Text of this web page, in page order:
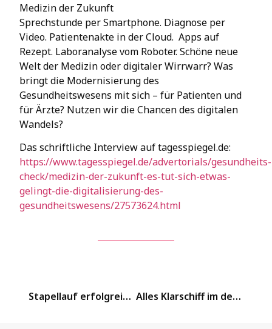
Medizin der Zukunft
Sprechstunde per Smartphone. Diagnose per
Video. Patientenakte in der Cloud. Apps auf
Rezept. Laboranalyse vom Roboter. Schöne neue
Welt der Medizin oder digitaler Wirrwarr? Was
bringt die Modernisierung des
Gesundheitswesens mit sich – für Patienten und
für Ärzte? Nutzen wir die Chancen des digitalen
Wandels?
Das schriftliche Interview auf tagesspiegel.de:
https://www.tagesspiegel.de/advertorials/gesundheits-
check/medizin-der-zukunft-es-tut-sich-etwas-
gelingt-die-digitalisierung-des-
gesundheitswesens/27573624.html
Stapellauf erfolgreich: Ab sofort ist Content bei uns King Alles Klarschiff im deutschen Sozialsystem?